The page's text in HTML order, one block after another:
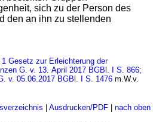
sich zu der Person des
den an ihn zu stellenden
Gesetz zur Erleichterung der
G. v. 13. April 2017 BGBl. I S. 866;
v. 05.06.2017 BGBl. I S. 1476 m.W.v.
Ausdrucken/PDF| nach oben